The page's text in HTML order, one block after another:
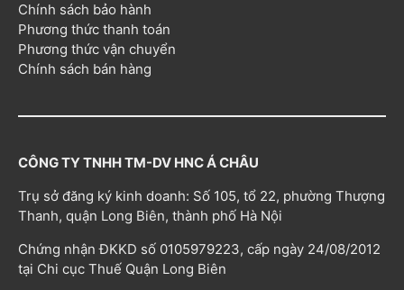
Chính sách bảo hành
Phương thức thanh toán
Phương thức vận chuyển
Chính sách bán hàng
CÔNG TY TNHH TM-DV HNC Á CHÂU
Trụ sở đăng ký kinh doanh: Số 105, tổ 22, phường Thượng
Thanh, quận Long Biên, thành phố Hà Nội
Chứng nhận ĐKKD số 0105979223, cấp ngày 24/08/2012
tại Chi cục Thuế Quận Long Biên